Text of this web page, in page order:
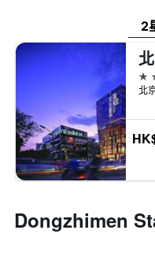
2
2星
Dongzhimen